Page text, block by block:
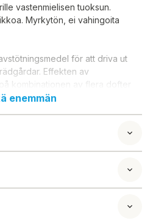
vastenmielisen tuoksun.
Myrkytön, ei vahingoita
för att driva ut
Effekten av
kombinationen av flera dofter
de en lukt som är
enemmän